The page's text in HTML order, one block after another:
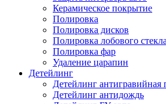
Керамическое покрытие
Полировка
Полировка дисков
Полировка лобового стекла
Полировка фар
Удаление царапин
Детейлинг
Детейлинг антигравийная
Детейлинг антидождь